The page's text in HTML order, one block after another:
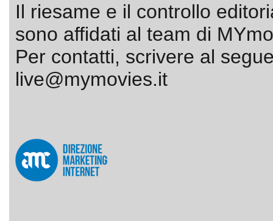
Il riesame e il controllo
sono affidati al team di
Per contatti, scrivere al
live@mymovies.it